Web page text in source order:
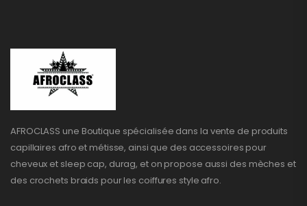
AFROCLASS une Boutique spécialisée dans la vente de produits
capillaires afro et métisse, ainsi que des accessoires pour
cheveux et sleep cap, durag, et on propose aussi des mèches et
des crochets braids pour les coiffures style afro.